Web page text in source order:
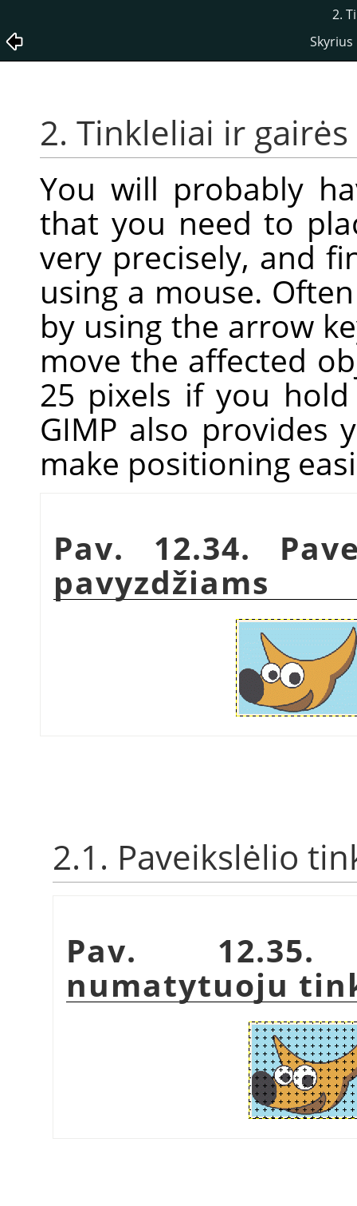
2.
Skyrius
2. Tinkleliai ir gairės
You will probably
that you need to
very precisely, and
using a mouse.
by using the arrow
move the affected
25 pixels if you
GIMP also provides
make positioning
Pav. 12.34.
pavyzdžiams
2.1. Paveikslėlio
Pav.
numatytuoju